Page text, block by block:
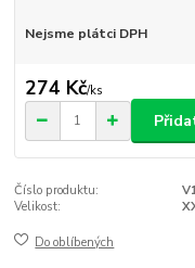
Nejsme plátci DPH
274 Kč/ks
Číslo produktu:
Velikost:
Do oblíbených